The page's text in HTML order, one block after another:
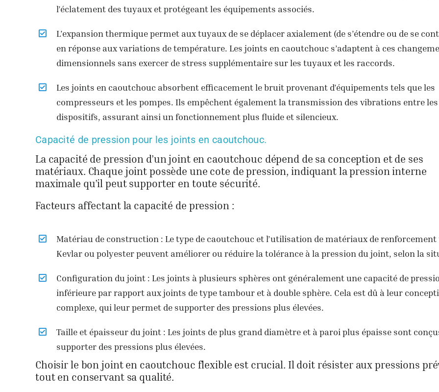
l’éclatement des tuyaux et protégeant les équipements associés.
L’expansion thermique permet aux tuyaux de se déplacer axialement (de s’étendre ou de se
en réponse aux variations de température. Les joints en caoutchouc s’adaptent à ces
dimensionnels sans exercer de stress supplémentaire sur les tuyaux et les raccords.
Les joints en caoutchouc absorbent efficacement le bruit provenant d’équipements tels que les
compresseurs et les pompes. Ils empêchent également la transmission des vibrations entre les
dispositifs, assurant ainsi un fonctionnement plus fluide et silencieux.
Capacité de pression pour les joints en caoutchouc.
La capacité de pression d’un joint en caoutchouc dépend de sa conception et de ses
matériaux. Chaque joint possède une cote de pression, indiquant la pression interne
maximale qu’il peut supporter en toute sécurité.
Facteurs affectant la capacité de pression :
Matériau de construction : Le type de caoutchouc et l’utilisation de matériaux de renforcement
Kevlar ou polyester peuvent améliorer ou réduire la tolérance à la pression du joint, selon la
Configuration du joint : Les joints à plusieurs sphères ont généralement une capacité de
inférieure par rapport aux joints de type tambour et à double sphère. Cela est dû à leur
complexe, qui leur permet de supporter des pressions plus élevées.
Taille et épaisseur du joint : Les joints de plus grand diamètre et à paroi plus épaisse sont
supporter des pressions plus élevées.
Choisir le bon joint en caoutchouc flexible est crucial. Il doit résister aux pressions
tout en conservant sa qualité.